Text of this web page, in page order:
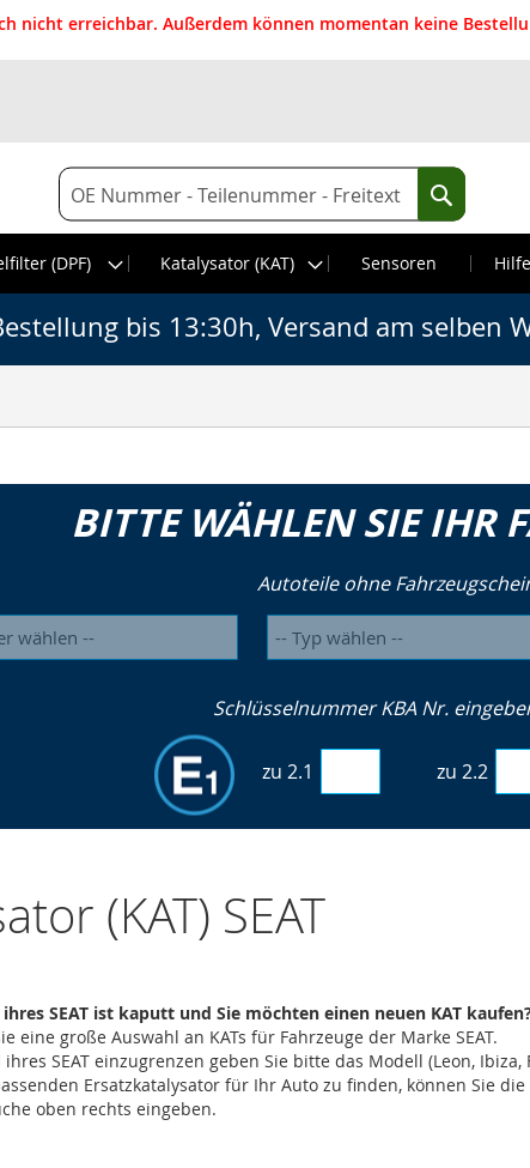
nicht erreichbar. Außerdem können momentan keine
Suche
Suche
(DPF)
Katalysator (KAT) Sensoren
bis 13:30h, Versand am selben
BITTE WÄHLEN SIE IHR
Autoteile ohne
Schlüsselnummer KBA Nr.
zu 2.1 zu 2.2
(KAT) SEAT
SEAT ist kaputt und Sie möchten einen neuen KAT
eine große Auswahl an KATs für Fahrzeuge der Marke SEAT.
SEAT einzugrenzen geben Sie bitte das Modell (Leon,
Ersatzkatalysator für Ihr Auto zu finden, können Sie
oben rechts eingeben.